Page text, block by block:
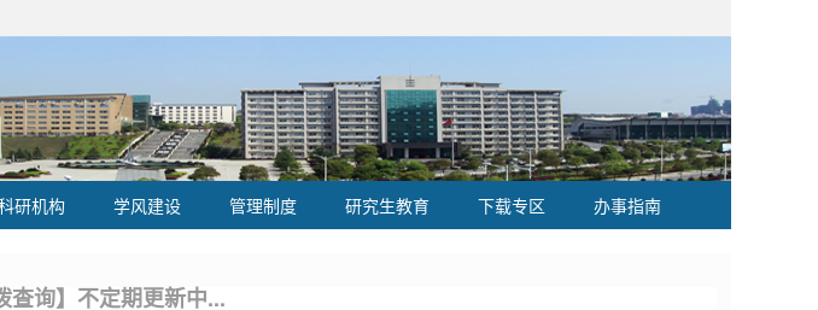
研机构 学风建设 管理制度 研究生教育 下载专区 办事指南
查询】不定期更新中...